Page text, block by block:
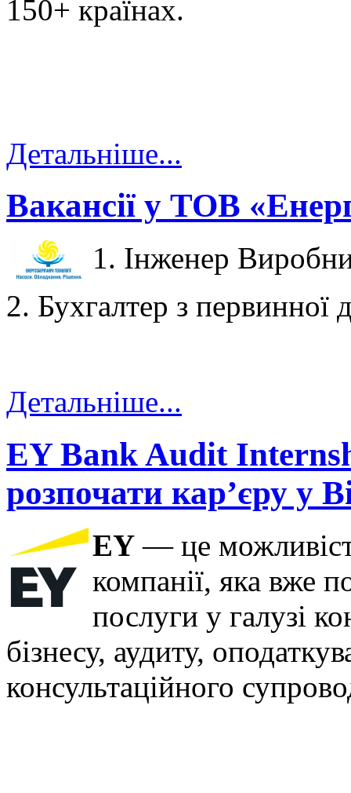
150+ країнах.
Детальніше...
Вакансії у ТОВ
1. Інженер
2. Бухгалтер з первинної
Детальніше...
EY Bank Audit
розпочати кар’єру у
EY — це
компанії, яка вже
послуги у галузі
бізнесу, аудиту,
консультаційного